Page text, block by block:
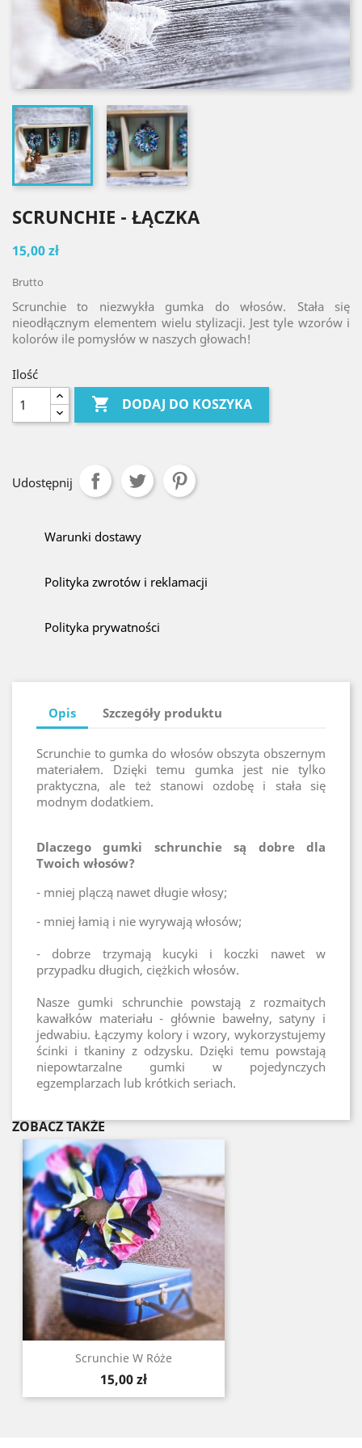
SCRUNCHIE - ŁĄCZKA
15,00 zł
Brutto
Scrunchie to niezwykła gumka do włosów. Stała się
nieodłącznym elementem wielu stylizacji. Jest tyle wzorów i
kolorów ile pomysłów w naszych głowach!
Ilość
 DODAJ DO KOSZYKA
Udostępnij
Warunki dostawy
Polityka zwrotów i reklamacji
Polityka prywatności
Opis Szczegóły produktu
Scrunchie to gumka do włosów obszyta obszernym
materiałem. Dzięki temu gumka jest nie tylko
praktyczna, ale też stanowi ozdobę i stała się
modnym dodatkiem.
Dlaczego gumki schrunchie są dobre dla
Twoich włosów?
- mniej plączą nawet długie włosy;
- mniej łamią i nie wyrywają włosów;
- dobrze trzymają kucyki i koczki nawet w
przypadku długich, ciężkich włosów.
Nasze gumki schrunchie powstają z rozmaitych
kawałków materiału - głównie bawełny, satyny i
jedwabiu. Łączymy kolory i wzory, wykorzystujemy
ścinki i tkaniny z odzysku. Dzięki temu powstają
niepowtarzalne gumki w pojedynczych
egzemplarzach lub krótkich seriach.
ZOBACZ TAKŻE
Scrunchie W Róże
Cena
15,00 zł